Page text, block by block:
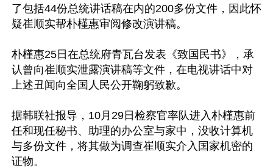
了包括44份总统讲话稿在内的200多份文件，因此怀
疑崔顺实帮朴槿惠审阅修改演讲稿。
朴槿惠25日在总统府青瓦台发表《致国民书》，承
认曾向崔顺实泄露演讲稿等文件，在电视讲话中对
上述丑闻向全国人民公开鞠躬致歉。
据韩联社报导，10月29日检察官率队进入朴槿惠前
任和现任秘书、助理的办公室与家中，没收计算机
与多份文件，将其做为调查崔顺实介入国家机密的
证物。